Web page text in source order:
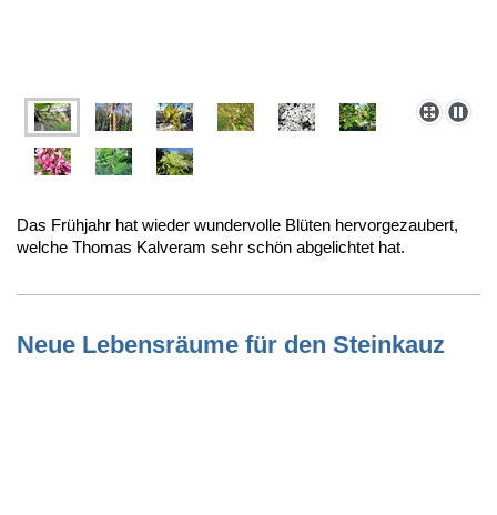
Das Frühjahr hat wieder wundervolle Blüten hervorgezaubert,
welche Thomas Kalveram sehr schön abgelichtet hat.
Neue Lebensräume für den Steinkauz